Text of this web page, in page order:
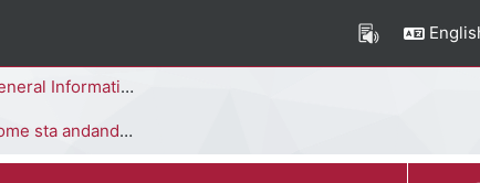
Information
andando il tirocinio? Reflection Day 01.07